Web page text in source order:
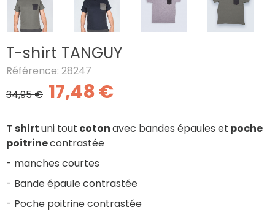
T-shirt TANGUY
Référence: 28247
34,95 € 17,48 €
T shirtuni tout cotonavec bandes épaules et poche
poitrinecontrastée
- manches courtes
- Bande épaule contrastée
- Poche poitrine contrastée